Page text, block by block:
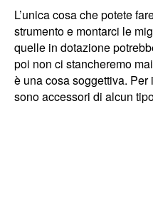
L’unica cosa che potete
strumento e montarci le
quelle in dotazione
poi non ci stancheremo
è una cosa soggettiva.
sono accessori di alcun